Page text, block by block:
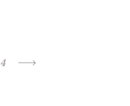
4